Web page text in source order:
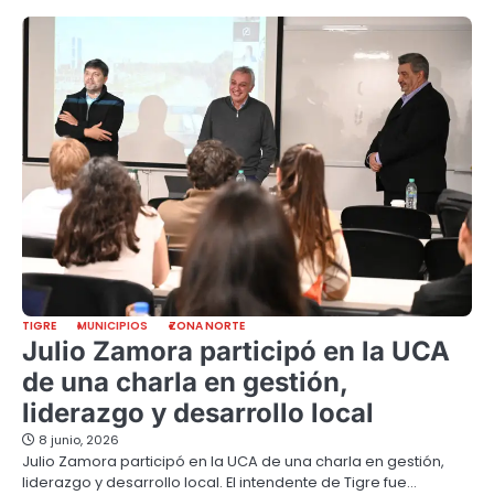
TIGRE MUNICIPIOS ZONA NORTE
Julio Zamora participó en la UCA
de una charla en gestión,
liderazgo y desarrollo local
8 junio, 2026
Julio Zamora participó en la UCA de una charla en gestión,
liderazgo y desarrollo local. El intendente de Tigre fue…